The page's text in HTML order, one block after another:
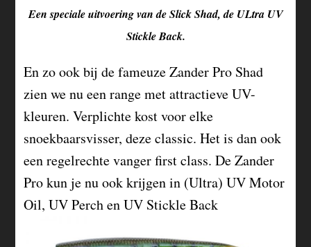
Een speciale uitvoering van de Slick Shad, de ULtra UV
Stickle Back.
En zo ook bij de fameuze Zander Pro Shad
zien we nu een range met attractieve UV-
kleuren. Verplichte kost voor elke
snoekbaarsvisser, deze classic. Het is dan ook
een regelrechte vanger first class. De Zander
Pro kun je nu ook krijgen in (Ultra) UV Motor
Oil, UV Perch en UV Stickle Back